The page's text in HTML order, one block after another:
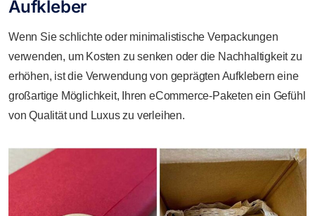
Aufkleber
Wenn Sie schlichte oder minimalistische Verpackungen
verwenden, um Kosten zu senken oder die Nachhaltigkeit zu
erhöhen, ist die Verwendung von geprägten Aufklebern eine
großartige Möglichkeit, Ihren eCommerce-Paketen ein Gefühl
von Qualität und Luxus zu verleihen.